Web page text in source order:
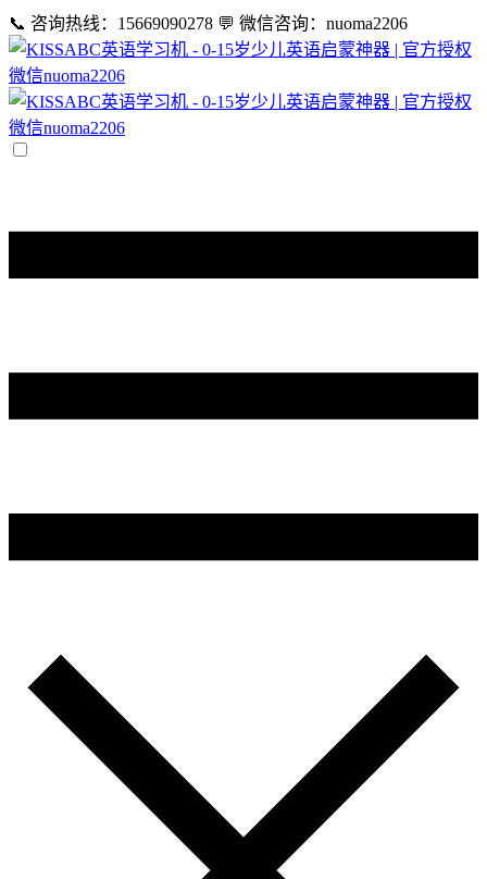
📞 咨询热线：15669090278 💬 微信咨询：nuoma2206